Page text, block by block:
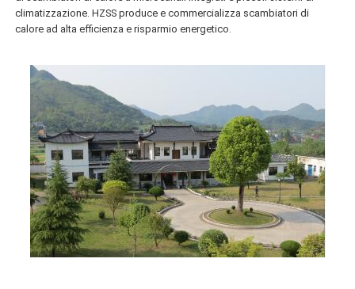
climatizzazione. HZSS produce e commercializza scambiatori di
calore ad alta efficienza e risparmio energetico.